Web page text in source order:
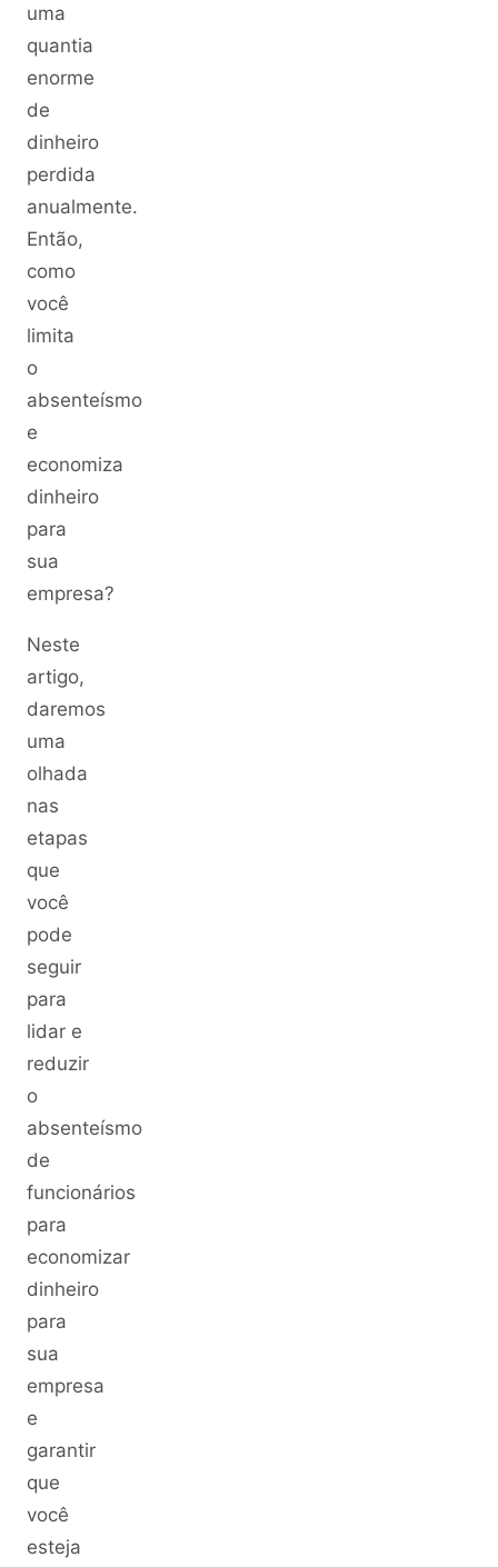
uma
quantia
enorme
de
dinheiro
perdida
anualmente.
Então,
como
você
limita
o
absenteísmo
e
economiza
dinheiro
para
sua
empresa?
Neste
artigo,
daremos
uma
olhada
nas
etapas
que
você
pode
seguir
para
lidar e
reduzir
o
absenteísmo
de
funcionários
para
economizar
dinheiro
para
sua
empresa
e
garantir
que
você
esteja